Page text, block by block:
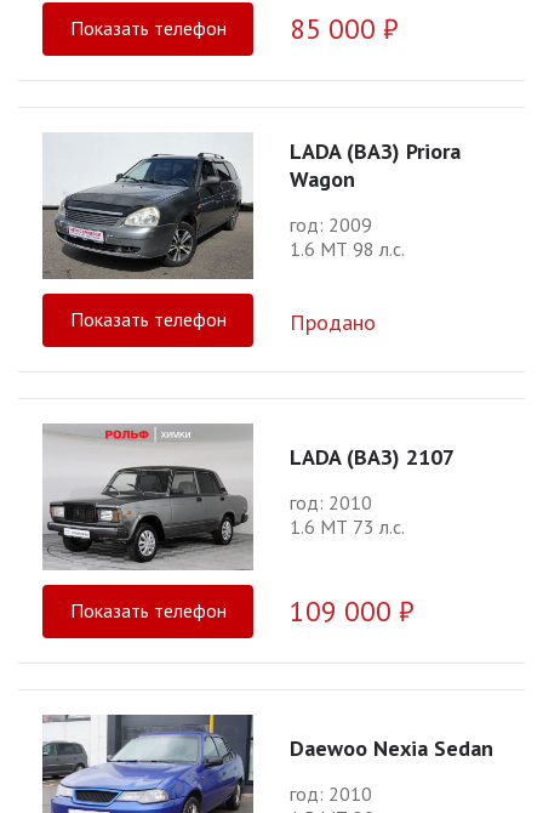
Показать телефон 85 000 ₽
LADA (ВАЗ) Priora
Wagon
год: 2009
1.6 МТ 98 л.с.
Показать телефон Продано
LADA (ВАЗ) 2107
год: 2010
1.6 МТ 73 л.с.
Показать телефон 109 000 ₽
Daewoo Nexia Sedan
год: 2010